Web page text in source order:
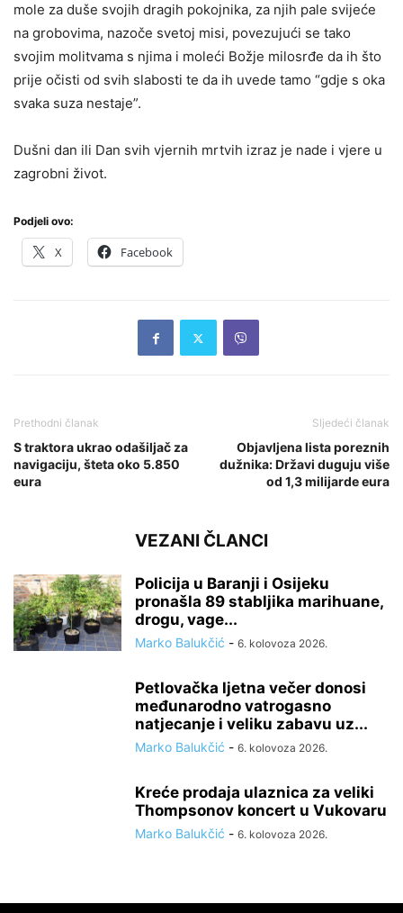
mole za duše svojih dragih pokojnika, za njih pale svijeće
na grobovima, nazoče svetoj misi, povezujući se tako
svojim molitvama s njima i moleći Božje milosrđe da ih što
prije očisti od svih slabosti te da ih uvede tamo “gdje s oka
svaka suza nestaje”.
Dušni dan ili Dan svih vjernih mrtvih izraz je nade i vjere u
zagrobni život.
Podjeli ovo:
X Facebook
Prethodni članak
S traktora ukrao odašiljač za
navigaciju, šteta oko 5.850
eura
Sljedeći članak
Objavljena lista poreznih
dužnika: Državi duguju više
od 1,3 milijarde eura
VEZANI ČLANCI
Policija u Baranji i Osijeku
pronašla 89 stabljika marihuane,
drogu, vage...
Marko Balukčić - 6. kolovoza 2026.
Petlovačka ljetna večer donosi
međunarodno vatrogasno
natjecanje i veliku zabavu uz...
Marko Balukčić - 6. kolovoza 2026.
Kreće prodaja ulaznica za veliki
Thompsonov koncert u Vukovaru
Marko Balukčić - 6. kolovoza 2026.